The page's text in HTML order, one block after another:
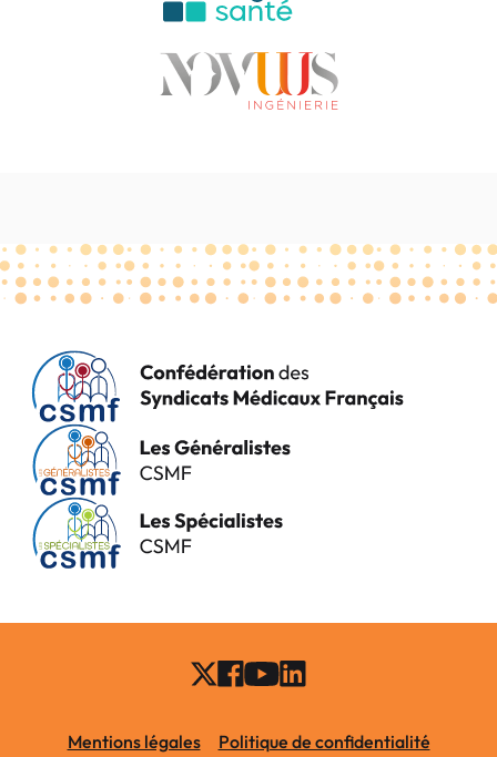
Mentions légales Politique de confidentialité